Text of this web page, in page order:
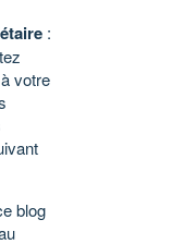
:
votre
blog